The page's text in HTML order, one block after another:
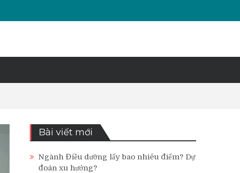
Bài viết mới
Ngành Điều dưỡng lấy bao nhiêu điểm? Dự
đoán xu hướng?